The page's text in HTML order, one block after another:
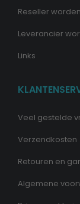
Reseller worden
Leverancier
Links
Veel gestelde
Verzendkosten
Retouren en
Algemene